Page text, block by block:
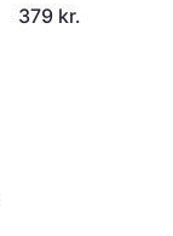
379 kr.